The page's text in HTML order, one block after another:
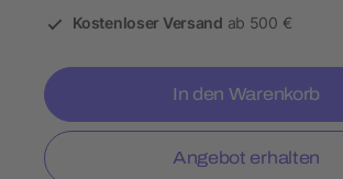
Kostenloser Versand ab 500 €
In den Warenkorb
Angebot erhalten